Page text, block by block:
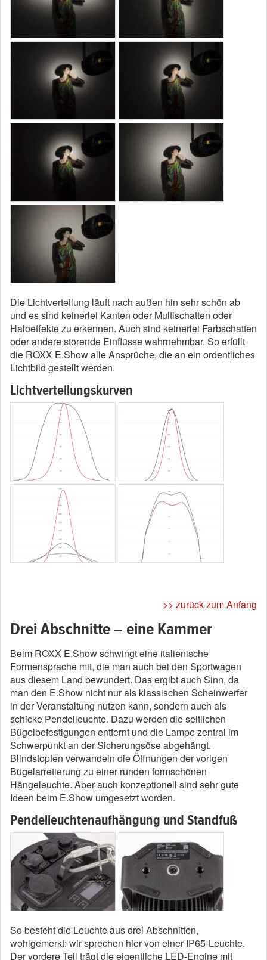
Die Lichtverteilung läuft nach außen hin sehr schön ab
und es sind keinerlei Kanten oder Multischatten oder
Haloeffekte zu erkennen. Auch sind keinerlei Farbschatten
oder andere störende Einflüsse wahrnehmbar. So erfüllt
die ROXX E.Show alle Ansprüche, die an ein ordentliches
Lichtbild gestellt werden.
Lichtverteilungskurven
>> zurück zum Anfang
Drei Abschnitte – eine Kammer
Beim ROXX E.Show schwingt eine italienische
Formensprache mit, die man auch bei den Sportwagen
aus diesem Land bewundert. Das ergibt auch Sinn, da
man den E.Show nicht nur als klassischen Scheinwerfer
in der Veranstaltung nutzen kann, sondern auch als
schicke Pendelleuchte. Dazu werden die seitlichen
Bügelbefestigungen entfernt und die Lampe zentral im
Schwerpunkt an der Sicherungsöse abgehängt.
Blindstopfen verwandeln die Öffnungen der vorigen
Bügelarretierung zu einer runden formschönen
Hängeleuchte. Aber auch konzeptionell sind sehr gute
Ideen beim E.Show umgesetzt worden.
Pendelleuchtenaufhängung und Standfuß
So besteht die Leuchte aus drei Abschnitten,
wohlgemerkt: wir sprechen hier von einer IP65-Leuchte.
Der vordere Teil trägt die eigentliche LED-Engine mit